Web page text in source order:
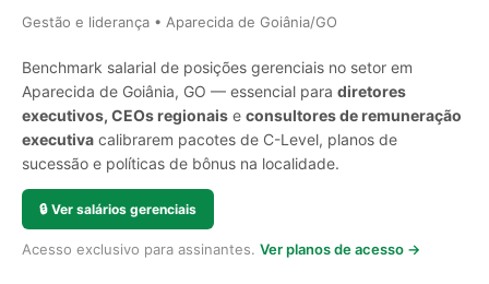
Gestão e liderança • Aparecida de Goiânia/GO
Benchmark salarial de posições gerenciais no setor em
Aparecida de Goiânia, GO — essencial para diretores
executivos, CEOs regionais e consultores de remuneração
executiva calibrarem pacotes de C-Level, planos de
sucessão e políticas de bônus na localidade.
🔒 Ver salários gerenciais
Acesso exclusivo para assinantes. Ver planos de acesso →